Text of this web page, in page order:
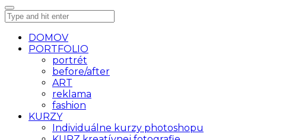
DOMOV
PORTFOLIO
portrét
before/after
ART
reklama
fashion
KURZY
Individuálne kurzy photoshopu